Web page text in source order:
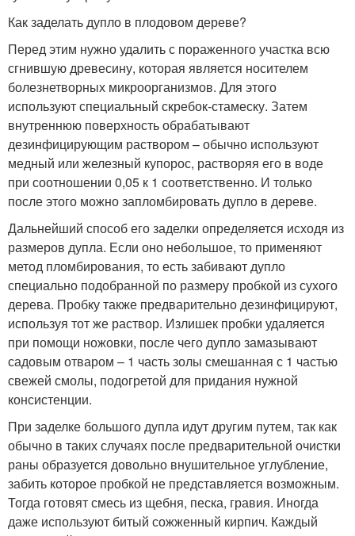
Как заделать дупло в плодовом дереве?
Перед этим нужно удалить с пораженного участка всю
сгнившую древесину, которая является носителем
болезнетворных микроорганизмов. Для этого
используют специальный скребок-стамеску. Затем
внутреннюю поверхность обрабатывают
дезинфицирующим раствором – обычно используют
медный или железный купорос, растворяя его в воде
при соотношении 0,05 к 1 соответственно. И только
после этого можно запломбировать дупло в дереве.
Дальнейший способ его заделки определяется исходя из
размеров дупла. Если оно небольшое, то применяют
метод пломбирования, то есть забивают дупло
специально подобранной по размеру пробкой из сухого
дерева. Пробку также предварительно дезинфицируют,
используя тот же раствор. Излишек пробки удаляется
при помощи ножовки, после чего дупло замазывают
садовым отваром – 1 часть золы смешанная с 1 частью
свежей смолы, подогретой для придания нужной
консистенции.
При заделке большого дупла идут другим путем, так как
обычно в таких случаях после предварительной очистки
раны образуется довольно внушительное углубление,
забить которое пробкой не представляется возможным.
Тогда готовят смесь из щебня, песка, гравия. Иногда
даже используют битый сожженный кирпич. Каждый